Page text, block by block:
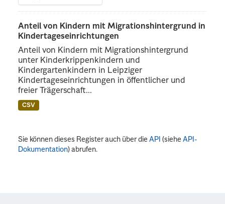
Anteil von Kindern mit Migrationshintergrund in
Kindertageseinrichtungen
Anteil von Kindern mit Migrationshintergrund
unter Kinderkrippenkindern und
Kindergartenkindern in Leipziger
Kindertageseinrichtungen in öffentlicher und
freier Trägerschaft...
CSV
Sie können dieses Register auch über dieAPI (sieheAPI-
Dokumentation) abrufen.